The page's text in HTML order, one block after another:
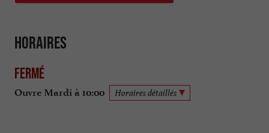
Horaires
Fermé
Ouvre Mardi à 10:00 Horaires détaillés